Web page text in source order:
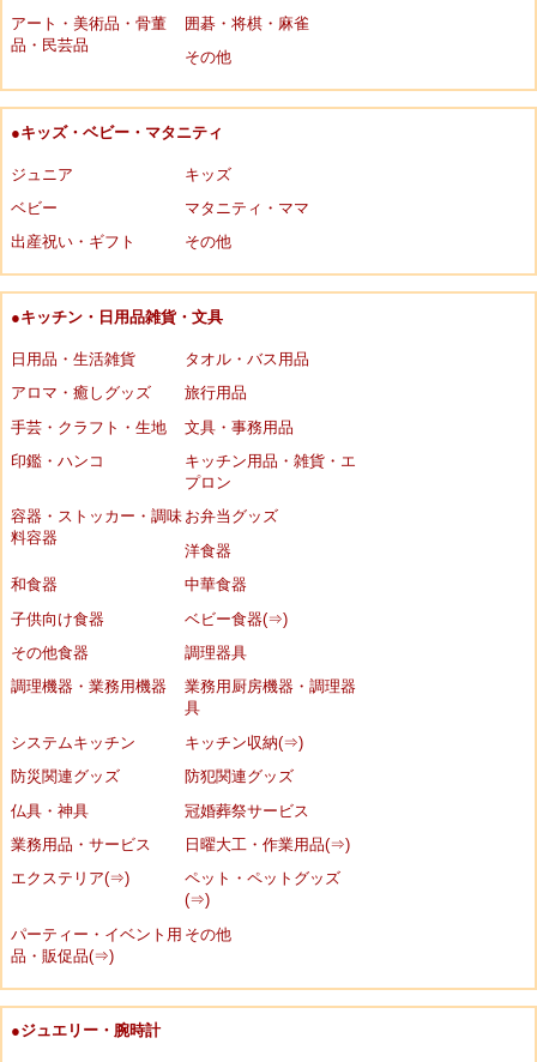
アート・美術品・骨董
品・民芸品
囲碁・将棋・麻雀
その他
●キッズ・ベビー・マタニティ
ジュニア
キッズ
ベビー
マタニティ・ママ
出産祝い・ギフト
その他
●キッチン・日用品雑貨・文具
日用品・生活雑貨
タオル・バス用品
アロマ・癒しグッズ
旅行用品
手芸・クラフト・生地
文具・事務用品
印鑑・ハンコ
キッチン用品・雑貨・エ
プロン
容器・ストッカー・調味
料容器
お弁当グッズ
洋食器
和食器
中華食器
子供向け食器
ベビー食器(⇒)
その他食器
調理器具
調理機器・業務用機器
業務用厨房機器・調理器
具
システムキッチン
キッチン収納(⇒)
防災関連グッズ
防犯関連グッズ
仏具・神具
冠婚葬祭サービス
業務用品・サービス
日曜大工・作業用品(⇒)
エクステリア(⇒)
ペット・ペットグッズ
(⇒)
パーティー・イベント用
品・販促品(⇒)
その他
●ジュエリー・腕時計